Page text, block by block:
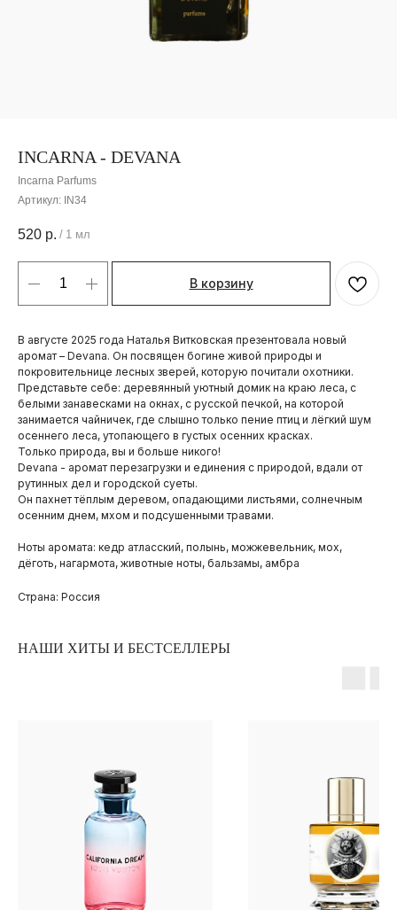
INCARNA - DEVANA
Incarna Parfums
Артикул: IN34
520 р. / 1 мл
В корзину
В августе 2025 года Наталья Витковская презентовала новый
аромат – Devana. Он посвящен богине живой природы и
покровительнице лесных зверей, которую почитали охотники.
Представьте себе: деревянный уютный домик на краю леса, с
белыми занавесками на окнах, с русской печкой, на которой
занимается чайничек, где слышно только пение птиц и лёгкий шум
осеннего леса, утопающего в густых осенних красках.
Только природа, вы и больше никого!
Devana - аромат перезагрузки и единения с природой, вдали от
рутинных дел и городской суеты.
Он пахнет тёплым деревом, опадающими листьями, солнечным
осенним днем, мхом и подсушенными травами.
Ноты аромата: кедр атласский, полынь, можжевельник, мох,
дёготь, нагармота, животные ноты, бальзамы, амбра
Страна: Россия
НАШИ ХИТЫ И БЕСТСЕЛЛЕРЫ
ПОКУПАТЕЛЯМ
ОПЛАТА И ДОСТАВКА
ЧАСТЫЕ ВОПРОСЫ
ТЕЛЕГРАМ КАНАЛ